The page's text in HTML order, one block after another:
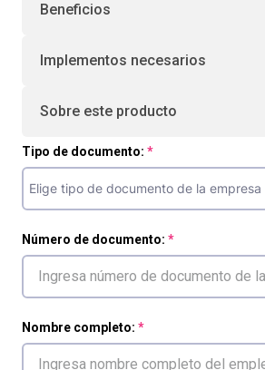
Beneficios
Implementos necesarios
Sobre este producto
Tipo de documento:
Número de documento:
Nombre completo: